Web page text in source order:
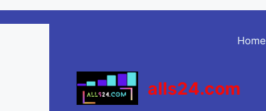
Home
alls24.com